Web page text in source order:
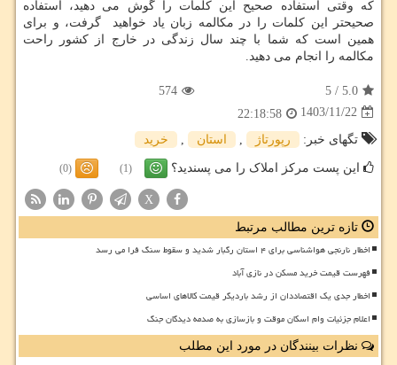
که وقتی استفاده صحیح این کلمات را گوش می دهید، استفاده
صحیحتر این کلمات را در مکالمه زبان یاد خواهید گرفت، و برای
همین است که شما با چند سال زندگی در خارج از کشور راحت
مکالمه را انجام می دهید.
5.0
/
5
574
1403/11/22
22:18:58
تگهای خبر:
رپورتاژ استان خرید
این پست مرکز املاک را می پسندید؟ (1)
(0)
X
تازه ترین مطالب مرتبط
اخطار نارنجی هواشناسی برای ۴ استان رگبار شدید و سقوط سنگ فرا می رسد
فهرست قیمت خرید مسکن در نازی آباد
اخطار جدی یک اقتصاددان از رشد باردیگر قیمت کالاهای اساسی
اعلام جزئیات وام اسکان موقت و بازسازی به صدمه دیدگان جنگ
نظرات بینندگان در مورد این مطلب